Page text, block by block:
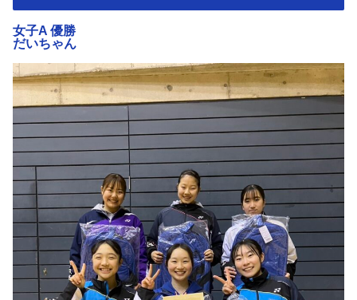
女子A 優勝
だいちゃん